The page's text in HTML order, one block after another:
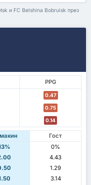
и FC Belshina Bobruisk през
PPG
0.47
0.75
0.14
Гост
0%
4.43
1.29
3.14